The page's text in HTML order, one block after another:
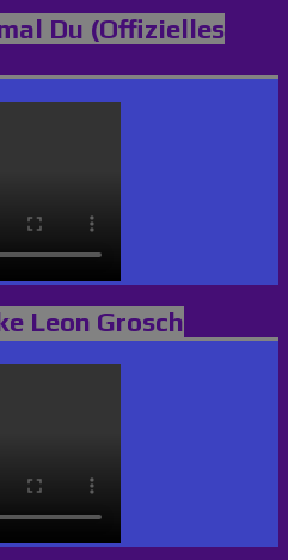
Du (Offizielles
Leon Grosch